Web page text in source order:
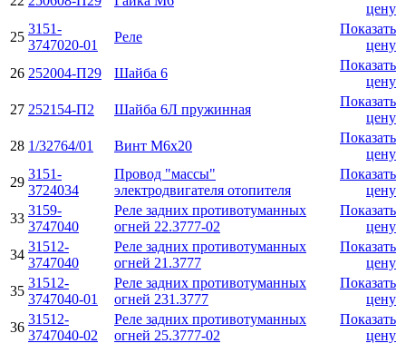
цену
25
3151-
3747020-01
Реле
Показать
цену
26 252004-П29 Шайба 6
Показать
цену
27 252154-П2 Шайба 6Л пружинная
Показать
цену
28 1/32764/01 Винт М6х20
Показать
цену
29
3151-
3724034
Провод "массы"
электродвигателя отопителя
Показать
цену
33
3159-
3747040
Реле задних противотуманных
огней 22.3777-02
Показать
цену
34
31512-
3747040
Реле задних противотуманных
огней 21.3777
Показать
цену
35
31512-
3747040-01
Реле задних противотуманных
огней 231.3777
Показать
цену
36
31512-
3747040-02
Реле задних противотуманных
огней 25.3777-02
Показать
цену